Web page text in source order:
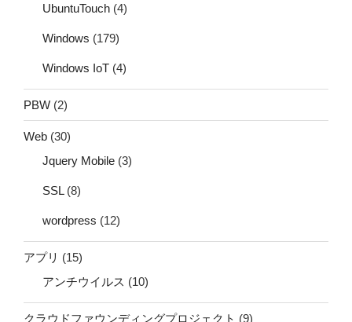
UbuntuTouch (4)
Windows (179)
Windows IoT (4)
PBW (2)
Web (30)
Jquery Mobile (3)
SSL(8)
wordpress (12)
アプリ (15)
アンチウイルス (10)
クラウドファウンディングプロジェクト (9)